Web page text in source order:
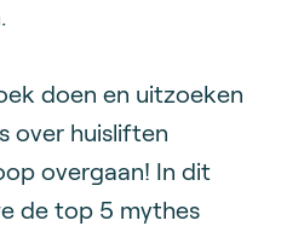
doen en uitzoeken
over huisliften
overgaan! In dit
de top 5 mythes